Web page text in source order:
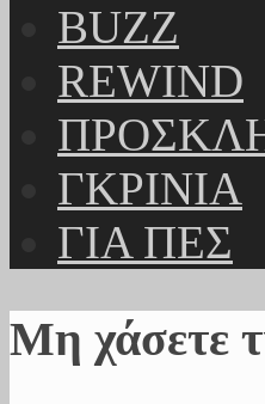
BUZZ
REWIND
ΓΚΡΙΝΙΑ
ΓΙΑ ΠΕΣ
Μη χάσετε